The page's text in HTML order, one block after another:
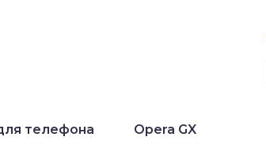
телефона Opera GX